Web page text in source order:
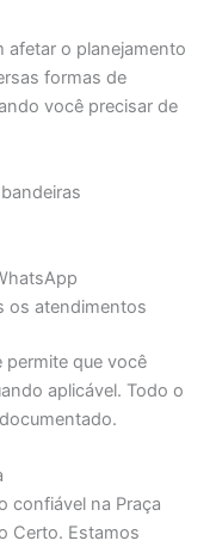
afetar o planejamento
formas de
você precisar de
os atendimentos
permite que você
aplicável. Todo o
confiável na Praça
Certo. Estamos